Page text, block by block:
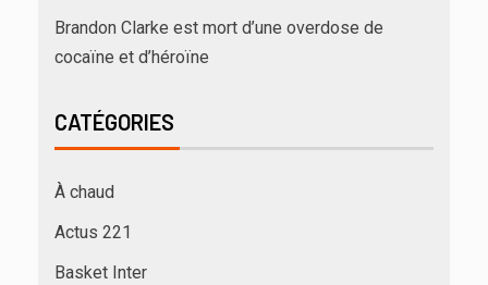
Brandon Clarke est mort d’une overdose de
cocaïne et d’héroïne
CATÉGORIES
À chaud
Actus 221
Basket Inter